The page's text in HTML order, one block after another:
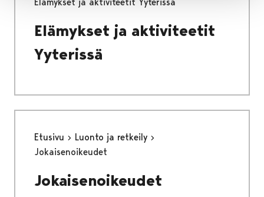
Elämykset ja aktiviteetit Yyterissä
Elämykset ja aktiviteetit
Yyterissä
Etusivu
Luonto ja retkeily
Jokaisenoikeudet
Jokaisenoikeudet